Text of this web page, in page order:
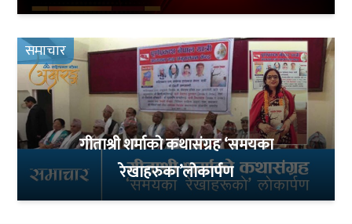
समाचार
गीताश्री शर्माको कथासंग्रह ‘समयका
रेखाहरुका’लोकार्पण